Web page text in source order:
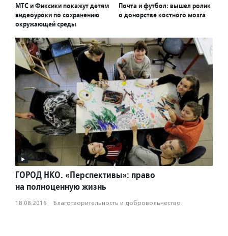
МТС и Фиксики покажут детям
видеоуроки по сохранению
окружающей среды
Почта и футбол: вышел ролик
о донорстве костного мозга
ГОРОД НКО. «Перспективы»: право
на полноценную жизнь
18.08.2016 · Благотвори­тель­ность и доброволь­чест­во